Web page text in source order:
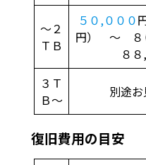
～２
ＴＢ
５０,０００
円） ～ ８
８８
３Ｔ
Ｂ～
別途
復旧費用の目安